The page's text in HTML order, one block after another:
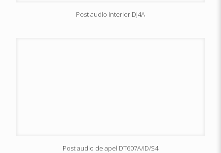
Post audio interior DJ4A
Post audio de apel DT607A/ID/S4